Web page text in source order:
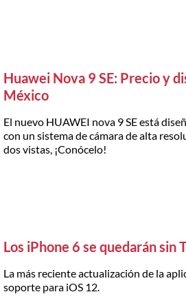
Huawei Nova 9 SE: Precio y
México
El nuevo HUAWEI nova 9 SE está
con un sistema de cámara de alta
dos vistas, ¡Conócelo!
Los iPhone 6 se quedarán sin
La más reciente actualización de la
soporte para iOS 12.